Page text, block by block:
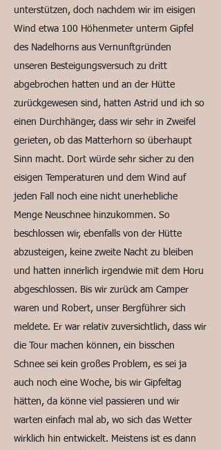
unterstützen, doch nachdem wir im eisigen
Wind etwa 100 Höhenmeter unterm Gipfel
des Nadelhorns aus Vernunftgründen
unseren Besteigungsversuch zu dritt
abgebrochen hatten und an der Hütte
zurückgewesen sind, hatten Astrid und ich so
einen Durchhänger, dass wir sehr in Zweifel
gerieten, ob das Matterhorn so überhaupt
Sinn macht. Dort würde sehr sicher zu den
eisigen Temperaturen und dem Wind auf
jeden Fall noch eine nicht unerhebliche
Menge Neuschnee hinzukommen. So
beschlossen wir, ebenfalls von der Hütte
abzusteigen, keine zweite Nacht zu bleiben
und hatten innerlich irgendwie mit dem Horu
abgeschlossen. Bis wir zurück am Camper
waren und Robert, unser Bergführer sich
meldete. Er war relativ zuversichtlich, dass wir
die Tour machen können, ein bisschen
Schnee sei kein großes Problem, es sei ja
auch noch eine Woche, bis wir Gipfeltag
hätten, da könne viel passieren und wir
warten einfach mal ab, wo sich das Wetter
wirklich hin entwickelt. Meistens ist es dann